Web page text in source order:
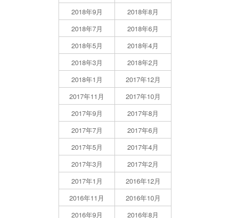
2018年9月
2018年8月
2018年7月
2018年6月
2018年5月
2018年4月
2018年3月
2018年2月
2018年1月
2017年12月
2017年11月
2017年10月
2017年9月
2017年8月
2017年7月
2017年6月
2017年5月
2017年4月
2017年3月
2017年2月
2017年1月
2016年12月
2016年11月
2016年10月
2016年9月
2016年8月